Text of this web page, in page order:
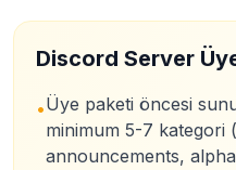
Discord Server
•Üye paketi öncesi
minimum 5-7 kategori
announcements,